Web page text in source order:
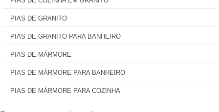
PIAS DE GRANITO
PIAS DE GRANITO PARA BANHEIRO
PIAS DE MÁRMORE
PIAS DE MÁRMORE PARA BANHEIRO
PIAS DE MÁRMORE PARA COZINHA